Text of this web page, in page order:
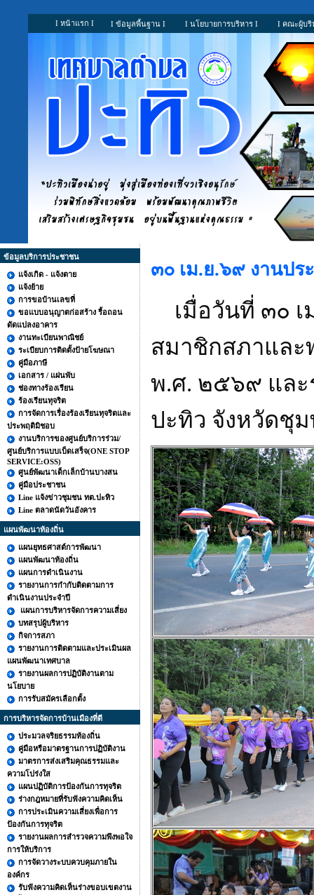
I หน้าแรก I I ข้อมูลพื้นฐาน I I นโยบายการบริหาร I I คณะผู้บริ
ข้อมูลบริการประชาชน
แจ้งเกิด - แจ้งตาย
แจ้งย้าย
การขอบ้านเลขที่
ขอแบบอนุญาตก่อสร้าง รื้อถอน
ดัดแปลงอาคาร
งานทะเบียนพาณิชย์
ระเบียบการติดตั้งป้ายโฆษณา
คู่มือภาษี
เอกสาร / แผ่นพับ
ช่องทางร้องเรียน
ร้องเรียนทุจริต
การจัดการเรื่องร้องเรียนทุจริตและ
ประพฤติมิชอบ
งานบริการของศูนย์บริการร่วม/
ศูนย์บริการแบบเบ็ดเสร็จ(ONE STOP
SERVICE:OSS)
ศูนย์พัฒนาเด็กเล็กบ้านบางสน
คู่มือประชาชน
Line แจ้งข่าวชุมชน ทต.ปะทิว
Line ตลาดนัดวันอังคาร
แผนพัฒนาท้องถิ่น
แผนยุทธศาสต์การพัฒนา
แผนพัฒนาท้องถิ่น
แผนการดำเนินงาน
รายงานการกำกับติดตามการ
ดำเนินงานประจำปี
แผนการบริหารจัดการความเสี่ยง
บทสรุปผู้บริหาร
กิจการสภา
รายงานการติดตามและประเมินผล
แผนพัฒนาเทศบาล
รายงานผลการปฏิบัติงานตาม
นโยบาย
การรับสมัครเลือกตั้ง
การบริหารจัดการบ้านเมืองที่ดี
ประมวลจริยธรรมท้องถิ่น
คู่มือหรือมาตรฐานการปฏิบัติงาน
มาตรการส่งเสริมคุณธรรมและ
ความโปร่งใส
แผนปฏิบัติการป้องกันการทุจริต
ร่างกฎหมายที่รับฟังความคิดเห็น
การประเมินความเสี่ยงเพื่อการ
ป้องกันการทุจริต
รายงานผลการสำรวจความพึงพอใจ
การให้บริการ
การจัดวางระบบควบคุมภายใน
องค์กร
รับฟังความคิดเห็นร่างขอบเขตงาน
๓๐ เม.ย.๖๙ งานป
เมื่อวันที่ ๓๐
สมาชิกสภาและ
พ.ศ. ๒๕๖๙ และ
ปะทิว จังหวัดชุ